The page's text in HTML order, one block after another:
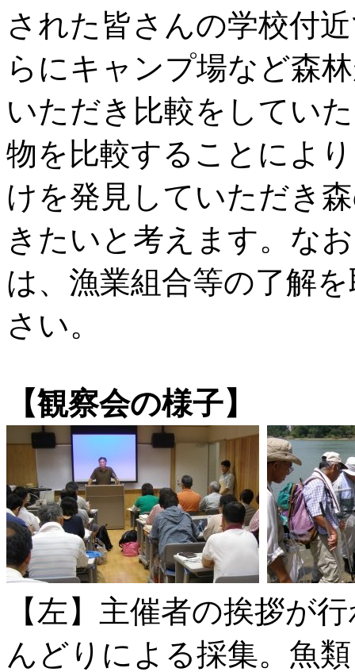
された皆さんの学校付
らにキャンプ場など森
いただき比較をしてい
物を比較することによ
けを発見していただき
きたいと考えます。な
は、漁業組合等の了解
さい。
【観察会の様子】
【左】主催者の挨拶が
んどりによる採集。魚